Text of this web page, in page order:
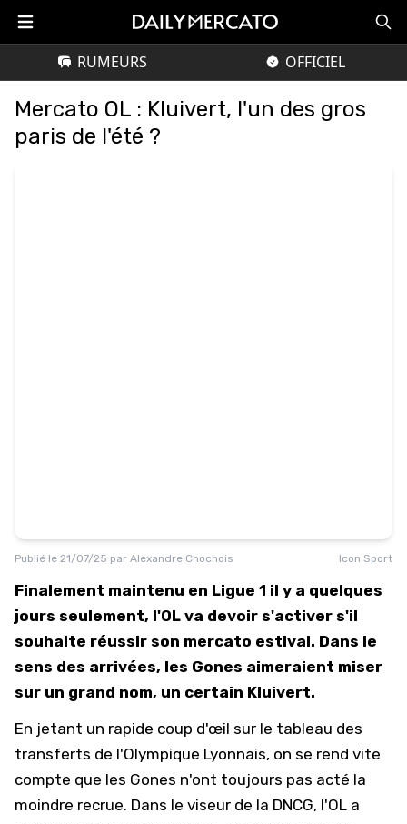
RUMEURS OFFICIEL
Mercato OL : Kluivert, l'un des gros
paris de l'été ?
Publié le 21/07/25 par Alexandre Chochois Icon Sport
Finalement maintenu en Ligue 1 il y a quelques
jours seulement, l'OL va devoir s'activer s'il
souhaite réussir son mercato estival. Dans le
sens des arrivées, les Gones aimeraient miser
sur un grand nom, un certain Kluivert.
En jetant un rapide coup d'œil sur le tableau des
transferts de l'Olympique Lyonnais, on se rend vite
compte que les Gones n'ont toujours pas acté la
moindre recrue. Dans le viseur de la DNCG, l'OL a